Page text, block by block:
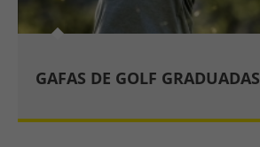
GAFAS DE GOLF GRADUADAS